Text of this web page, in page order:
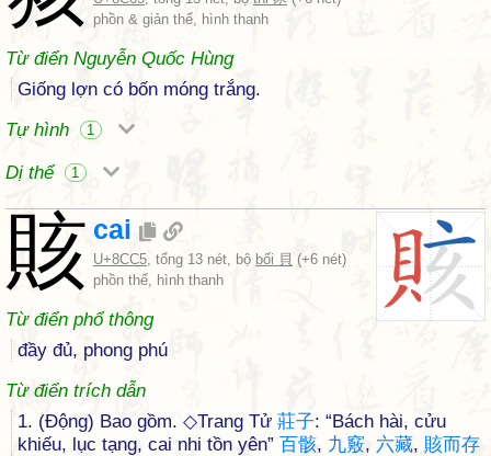
phồn & giản thể, hình thanh
Từ điển Nguyễn Quốc Hùng
Giống lợn có bốn móng trắng.
Tự hình
1
Dị thể 1
賅 cai
U+8CC5, tổng 13 nét, bộ bối 貝 (+6 nét)
phồn thể, hình thanh
Từ điển phổ thông
đầy đủ, phong phú
Từ điển trích dẫn
1. (Động) Bao gồm. ◇Trang Tử 莊子: “Bách hài, cửu
khiếu, lục tạng, cai nhi tồn yên” 百骸, 九竅, 六藏, 賅而存